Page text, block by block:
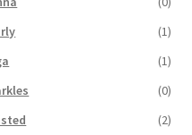
(1)
(1)
(0)
(2)